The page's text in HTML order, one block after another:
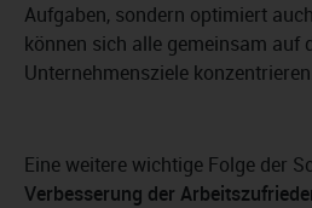
Aufgaben, sondern optimiert
können sich alle gemeinsam auf
Unternehmensziele
Eine weitere wichtige Folge der
Verbesserung der